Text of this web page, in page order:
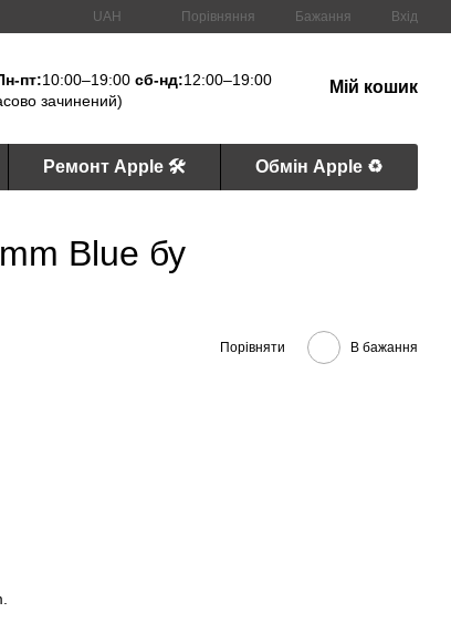
UAH Порівняння Бажання Вхід
пт:10:00–19:00сб-нд:12:00–19:00
зачинений)
Мій кошик
Ремонт Apple 🛠 Обмін Apple ♻️
Blue бу
Порівняти В бажання